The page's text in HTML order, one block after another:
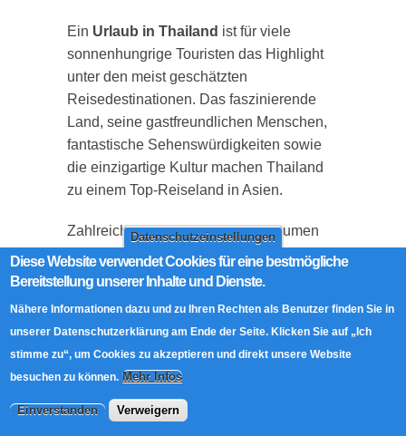
Datenschutzeinstellungen
Diese Website verwendet Cookies für eine bestmögliche
Bereitstellung unserer Inhalte und Dienste.
Nähere Informationen dazu und zu Ihren Rechten als Benutzer finden Sie in
unserer Datenschutzerklärung am Ende der Seite. Klicken Sie auf „Ich
stimme zu“, um Cookies zu akzeptieren und direkt unsere Website
besuchen zu können. Mehr Infos
Einverstanden Verweigern
Ein Urlaub in Thailand ist für viele
sonnenhungrige Touristen das Highlight
unter den meist geschätzten
Reisedestinationen. Das faszinierende
Land, seine gastfreundlichen Menschen,
fantastische Sehenswürdigkeiten sowie
die einzigartige Kultur machen Thailand
zu einem Top-Reiseland in Asien.
Zahlreiche Thailand-Besucher träumen
von einer
Reittour mit Elefanten
durch
die wundervolle Landschaft des Landes.
thailändischen Elefanten?
Kategorie Blog: